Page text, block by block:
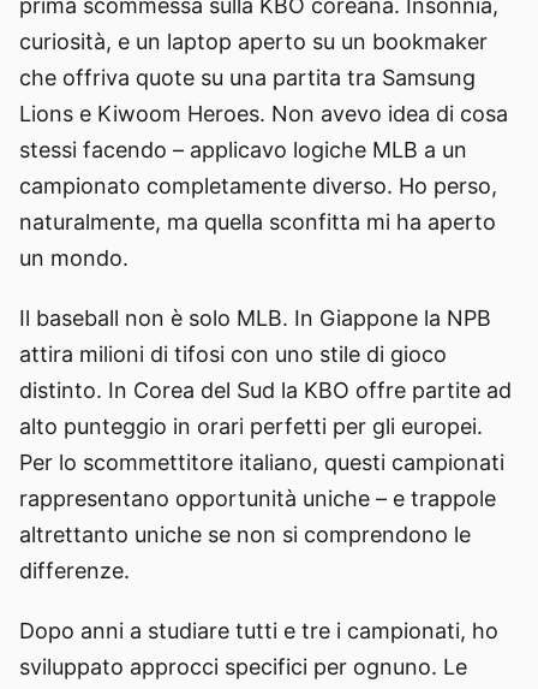
prima scommessa sulla KBO coreana. Insonnia,
curiosità, e un laptop aperto su un bookmaker
che offriva quote su una partita tra Samsung
Lions e Kiwoom Heroes. Non avevo idea di cosa
stessi facendo – applicavo logiche MLB a un
campionato completamente diverso. Ho perso,
naturalmente, ma quella sconfitta mi ha aperto
un mondo.
Il baseball non è solo MLB. In Giappone la NPB
attira milioni di tifosi con uno stile di gioco
distinto. In Corea del Sud la KBO offre partite ad
alto punteggio in orari perfetti per gli europei.
Per lo scommettitore italiano, questi campionati
rappresentano opportunità uniche – e trappole
altrettanto uniche se non si comprendono le
differenze.
Dopo anni a studiare tutti e tre i campionati, ho
sviluppato approcci specifici per ognuno. Le